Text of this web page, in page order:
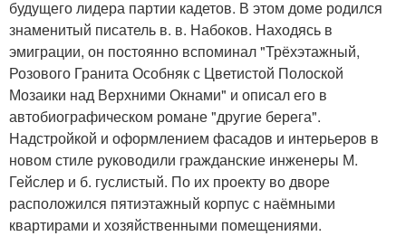
будущего лидера партии кадетов. В этом доме родился
знаменитый писатель в. в. Набоков. Находясь в
эмиграции, он постоянно вспоминал "Трёхэтажный,
Розового Гранита Особняк с Цветистой Полоской
Мозаики над Верхними Окнами" и описал его в
автобиографическом романе "другие берега".
Надстройкой и оформлением фасадов и интерьеров в
новом стиле руководили гражданские инженеры М.
Гейслер и б. гуслистый. По их проекту во дворе
расположился пятиэтажный корпус с наёмными
квартирами и хозяйственными помещениями.